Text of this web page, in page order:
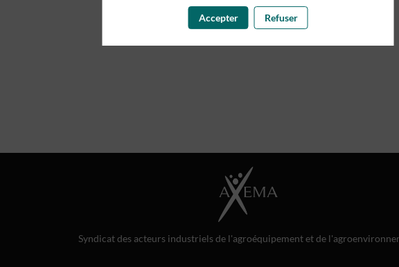
Connectez vous pour vous inscrire Je n'ai pas de compte
Syndicat des acteurs industriels de l'agroéquipement et de
Accepter Refuser